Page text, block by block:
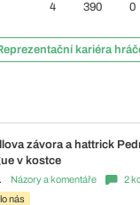
4 390 0
kariéra
závora a hattrick
v kostce
Názory a komentáře
2
nás